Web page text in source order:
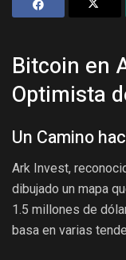
Bitcoin en
Optimista
Un Camino
Ark Invest,
dibujado un mapa
1.5 millones de
basa en varias